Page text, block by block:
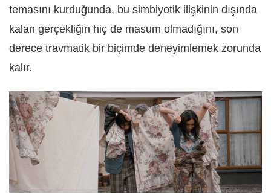
temasını kurduğunda, bu simbiyotik ilişkinin dışında
kalan gerçekliğin hiç de masum olmadığını, son
derece travmatik bir biçimde deneyimlemek zorunda
kalır.